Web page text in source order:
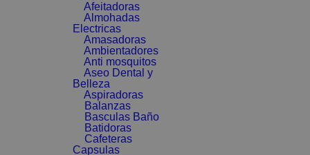
Afeitadoras
Almohadas
Electricas
Amasadoras
Ambientadores
Anti mosquitos
Aseo Dental y
Belleza
Aspiradoras
Balanzas
Basculas Baño
Batidoras
Cafeteras
Capsulas